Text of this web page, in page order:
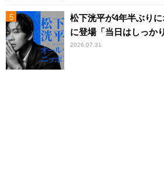
松下洸平が4年半ぶり
に登場「当日はしっか
2026.07.31